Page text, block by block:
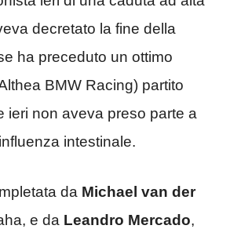
decretato la fine della
ha preceduto un ottimo
BMW Racing) partito
ieri non aveva preso parte a
intestinale.
da Michael van der
e da Leandro Mercado,